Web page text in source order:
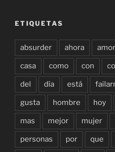
ETIQUETAS
absurder ahora amor
casa como con
del día está
gusta hombre hoy
mas mejor mujer
personas por que